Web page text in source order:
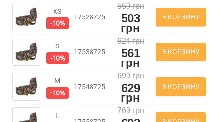
XS
-10%
17528725
559 грн
503
грн
В КОРЗИНУ
S
-10%
17538725
624 грн
561
грн
В КОРЗИНУ
M
-10%
17548725
699 грн
629
грн
В КОРЗИНУ
L
769 грн